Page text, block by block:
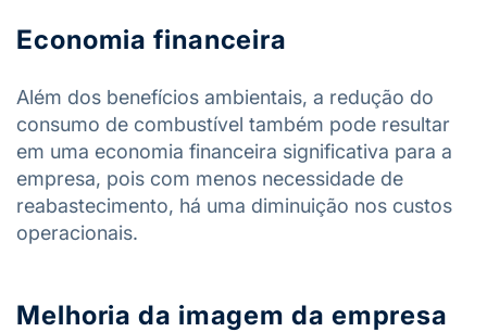
Economia financeira
Além dos benefícios ambientais, a redução do
consumo de combustível também pode resultar
em uma economia financeira significativa para a
empresa, pois com menos necessidade de
reabastecimento, há uma diminuição nos custos
operacionais.
Melhoria da imagem da empresa